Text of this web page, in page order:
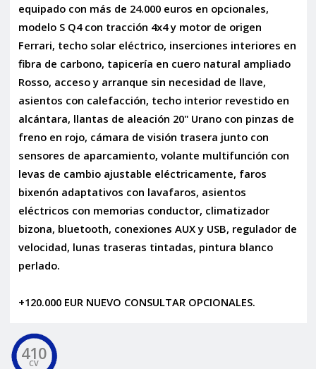
equipado con más de 24.000 euros en opcionales,
modelo S Q4 con tracción 4x4 y motor de origen
Ferrari, techo solar eléctrico, inserciones interiores en
fibra de carbono, tapicería en cuero natural ampliado
Rosso, acceso y arranque sin necesidad de llave,
asientos con calefacción, techo interior revestido en
alcántara, llantas de aleación 20" Urano con pinzas de
freno en rojo, cámara de visión trasera junto con
sensores de aparcamiento, volante multifunción con
levas de cambio ajustable eléctricamente, faros
bixenón adaptativos con lavafaros, asientos
eléctricos con memorias conductor, climatizador
bizona, bluetooth, conexiones AUX y USB, regulador de
velocidad, lunas traseras tintadas, pintura blanco
perlado.
+120.000 EUR NUEVO CONSULTAR OPCIONALES.
410
CV